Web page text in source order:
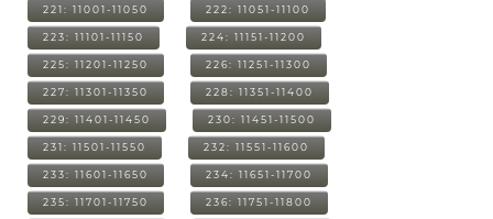
221: 11001-11050 222: 11051-11100
223: 11101-11150 224: 11151-11200
225: 11201-11250 226: 11251-11300
227: 11301-11350 228: 11351-11400
229: 11401-11450 230: 11451-11500
231: 11501-11550 232: 11551-11600
233: 11601-11650 234: 11651-11700
235: 11701-11750 236: 11751-11800